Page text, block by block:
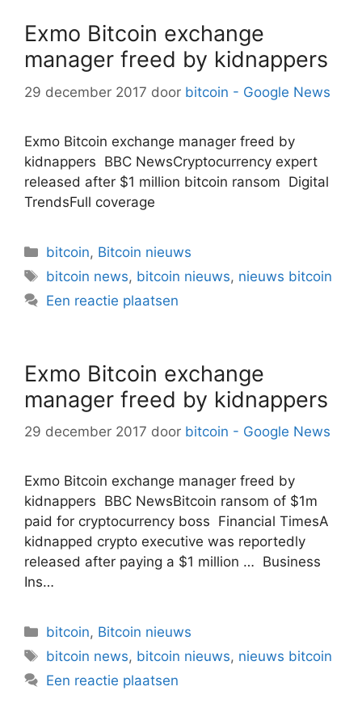
Exmo Bitcoin exchange
manager freed by kidnappers
29 december 2017 door bitcoin - Google News
Exmo Bitcoin exchange manager freed by
kidnappers BBC NewsCryptocurrency expert
released after $1 million bitcoin ransom Digital
TrendsFull coverage
Categorieën
bitcoin, Bitcoin nieuws
Tags
bitcoin news, bitcoin nieuws, nieuws bitcoin
Een reactie plaatsen
Exmo Bitcoin exchange
manager freed by kidnappers
29 december 2017 door bitcoin - Google News
Exmo Bitcoin exchange manager freed by
kidnappers BBC NewsBitcoin ransom of $1m
paid for cryptocurrency boss Financial TimesA
kidnapped crypto executive was reportedly
released after paying a $1 million … Business
Ins…
Categorieën
bitcoin, Bitcoin nieuws
Tags
bitcoin news, bitcoin nieuws, nieuws bitcoin
Een reactie plaatsen